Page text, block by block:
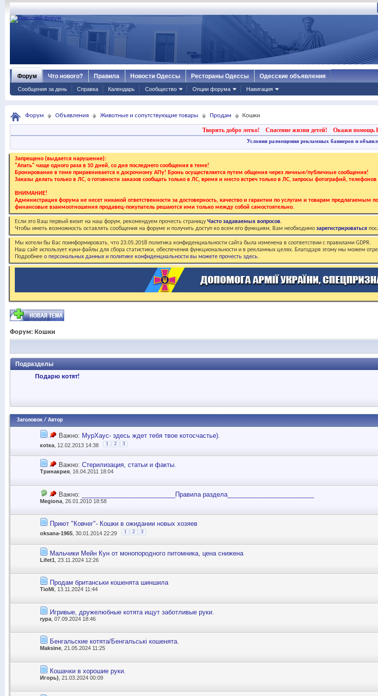
Форум
Сообщения за день Справка Календарь Сообщество Опции форума Навигация
Что нового? Правила Новости Одессы Рестораны Одессы Одесские объявления
Форум Объявления Животные и сопутствующие товары Продам Кошки
Творить добро легко! Спасение жизни детей! Окажи помощь
Условия размещения рекламных баннеров и
Запрещено (выдается нарушение):
"Апать" чаще одного раза в 10 дней, со дня последнего сообщения в теме!
Бронирование в теме приравнивается к досрочному АПу! Бронь осуществляется путем общения через личные/публичные сообщения!
Заказы делать только в ЛС, о готовности заказов сообщать только в ЛС, время и место встреч только в ЛС, запросы фотографий,
ВНИМАНИЕ!
Администрация форума не несет никакой ответственности за достоверность, качество и гарантии по услугам и товарам
финансовые взаимоотношения продавец-покупатель решаются ими только между собой самостоятельно.
Если это Ваш первый визит на наш форум, рекомендуем прочесть страницуЧасто задаваемых вопросов.
Чтобы иметь возможность оставлять сообщения на форуме и получить доступ ко всем его функциям, Вам необходимо зарегистрироваться
Мы хотели бы Вас поинформировать, что 23.05.2018 политика конфиденциальности сайта была изменена в соответствии с правилами GDPR.
Наш сайт использует куки-файлы для сбора статистики, обеспечения функциональности и в рекламных целях. Благодаря этому мы можем
Подробнее о персональных данных и политике конфиденциальности вы можете прочесть здесь.
Форум: Кошки
Подразделы
Подарю котят!
Заголовок / Автор
Важно: МурХаус- здесь ждет тебя твое котосчастье).
коtка , 12.02.2013 14:38 1 2 3
Важно: Стерилизация, статьи и факты.
Тринакрия, 16.04.2011 18:04
Важно: ___________________________Правила раздела_________________________
Megiona , 26.01.2010 18:58
Приют "Ковчег"- Кошки в ожидании новых хозяев
oksana-1965 , 30.01.2014 22:29 1 2 3
Мальчики Мейн Кун от монопородного питомника, цена снижена
Lifet1 , 23.11.2024 12:26
Продам британськи кошенята шиншила
TioMi , 13.11.2024 11:44
Игривые, дружелюбные котята ищут заботливые руки.
rypa , 07.09.2024 18:46
Бенгальские котята/Бенгальські кошенята.
Maksine , 21.05.2024 11:25
Кошачки в хорошие руки.
Игорь) , 21.03.2024 00:09